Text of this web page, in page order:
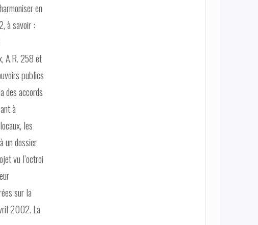
en
à savoir :
A.R. 258 et
publics
des accords
à
les
un dossier
vu l’octroi
sur la
2002. La